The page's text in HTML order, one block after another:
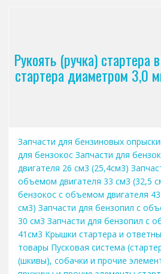
Рукоять (ручка) стартера
стартера диаметром 3,0
Запчасти для бензиновых
для бензокос Запчасти для
двигателя 26 см3 (25,4см3)
объемом двигателя 33 см3 (32,5
бензокос с объемом двигателя
см3) Запчасти для бензопил с
30 см3 Запчасти для бензопил с
41см3 Крышки стартера и
товары Пусковая система
(шкивы), собачки и прочие